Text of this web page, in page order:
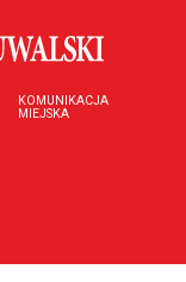
KOMUNIKACJA
MIEJSKA